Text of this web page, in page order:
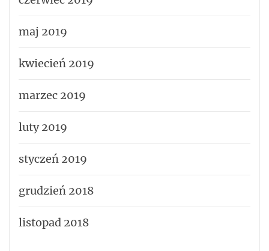
maj 2019
kwiecień 2019
marzec 2019
luty 2019
styczeń 2019
grudzień 2018
listopad 2018